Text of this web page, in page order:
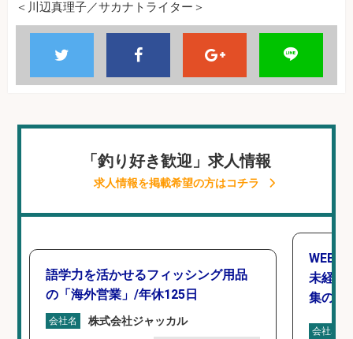
＜川辺真理子／サカナトライター＞
「釣り好き歓迎」求人情報
求人情報を掲載希望の方はコチラ
語学力を活かせるフィッシング用品
の「海外営業」/年休125日
会社名 株式会社ジャッカル
WEBデ
未経験
集のお
会社名